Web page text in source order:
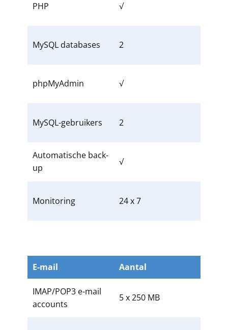
PHP √
MySQL databases 2
phpMyAdmin √
MySQL-gebruikers 2
Automatische back-
up
√
Monitoring 24 x 7
E-mail Aantal
IMAP/POP3 e-mail
accounts
5 x 250 MB